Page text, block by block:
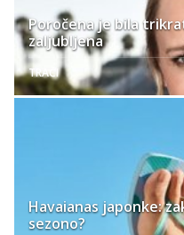
Poročena je bila
zaljubljena
TRAČI
Havaianas japonke:
sezono?